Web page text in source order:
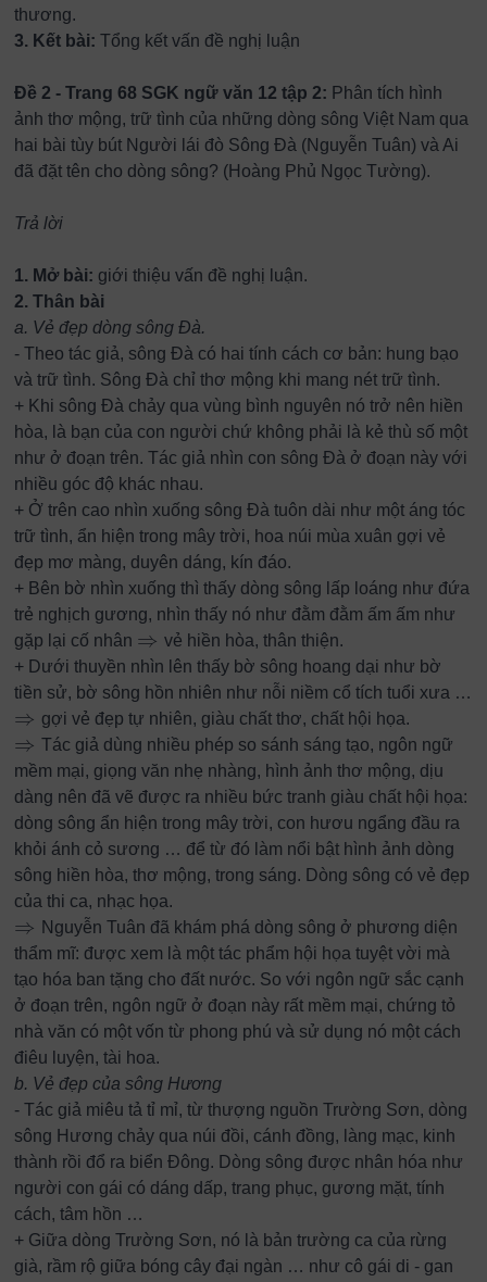
thương.
3. Kết bài: Tổng kết vấn đề nghị luận
Đề 2 - Trang 68 SGK ngữ văn 12 tập 2: Phân tích hình
ảnh thơ mộng, trữ tình của những dòng sông Việt Nam qua
hai bài tùy bút Người lái đò Sông Đà (Nguyễn Tuân) và Ai
đã đặt tên cho dòng sông? (Hoàng Phủ Ngọc Tường).
Trả lời
1. Mở bài: giới thiệu vấn đề nghị luận.
2. Thân bài
a. Vẻ đẹp dòng sông Đà.
- Theo tác giả, sông Đà có hai tính cách cơ bản: hung bạo
và trữ tình. Sông Đà chỉ thơ mộng khi mang nét trữ tình.
+ Khi sông Đà chảy qua vùng bình nguyên nó trở nên hiền
hòa, là bạn của con người chứ không phải là kẻ thù số một
như ở đoạn trên. Tác giả nhìn con sông Đà ở đoạn này với
nhiều góc độ khác nhau.
+ Ở trên cao nhìn xuống sông Đà tuôn dài như một áng tóc
trữ tình, ẩn hiện trong mây trời, hoa núi mùa xuân gợi vẻ
đẹp mơ màng, duyên dáng, kín đáo.
+ Bên bờ nhìn xuống thì thấy dòng sông lấp loáng như đứa
trẻ nghịch gương, nhìn thấy nó như đằm đằm ấm ấm như
gặp lại cố nhân ⇒
⇒
vẻ hiền hòa, thân thiện.
+ Dưới thuyền nhìn lên thấy bờ sông hoang dại như bờ
tiền sử, bờ sông hồn nhiên như nỗi niềm cổ tích tuổi xưa …
⇒
⇒ gợi vẻ đẹp tự nhiên, giàu chất thơ, chất hội họa.
⇒
⇒
Tác giả dùng nhiều phép so sánh sáng tạo, ngôn ngữ
mềm mại, giọng văn nhẹ nhàng, hình ảnh thơ mộng, dịu
dàng nên đã vẽ được ra nhiều bức tranh giàu chất hội họa:
dòng sông ẩn hiện trong mây trời, con hươu ngẩng đầu ra
khỏi ánh cỏ sương … để từ đó làm nổi bật hình ảnh dòng
sông hiền hòa, thơ mộng, trong sáng. Dòng sông có vẻ đẹp
của thi ca, nhạc họa.
⇒
⇒
Nguyễn Tuân đã khám phá dòng sông ở phương diện
thẩm mĩ: được xem là một tác phẩm hội họa tuyệt vời mà
tạo hóa ban tặng cho đất nước. So với ngôn ngữ sắc cạnh
ở đoạn trên, ngôn ngữ ở đoạn này rất mềm mại, chứng tỏ
nhà văn có một vốn từ phong phú và sử dụng nó một cách
điêu luyện, tài hoa.
b. Vẻ đẹp của sông Hương
- Tác giả miêu tả tỉ mỉ, từ thượng nguồn Trường Sơn, dòng
sông Hương chảy qua núi đồi, cánh đồng, làng mạc, kinh
thành rồi đổ ra biển Đông. Dòng sông được nhân hóa như
người con gái có dáng dấp, trang phục, gương mặt, tính
cách, tâm hồn …
+ Giữa dòng Trường Sơn, nó là bản trường ca của rừng
già, rầm rộ giữa bóng cây đại ngàn … như cô gái di - gan